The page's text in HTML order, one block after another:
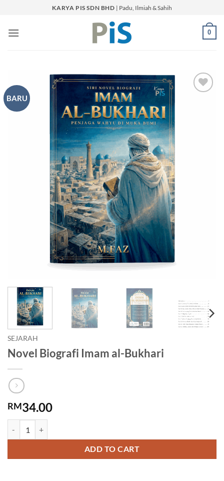
content
KARYA PIS SDN BHD | Padu, Ilmiah & Sahih
0
BARU
SEJARAH
Novel Biografi Imam al-Bukhari
RM34.00
ADD TO CART